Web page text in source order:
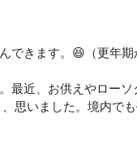
できます。😆（更年期
最近、お供えやロー
思いました。境内で